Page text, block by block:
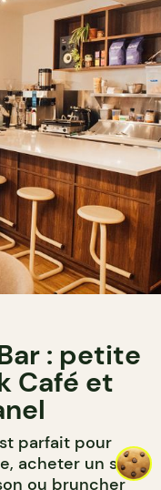
: petite
Café et
parfait pour
acheter un sac
ou bruncher